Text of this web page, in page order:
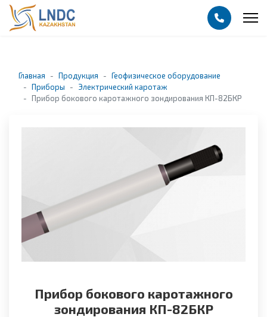
Главная Продукция
Геофизическое оборудование
Приборы
Электрический каротаж
Прибор бокового каротажного зондирования КП-82БКР
Прибор бокового каротажного
зондирования КП-82БКР